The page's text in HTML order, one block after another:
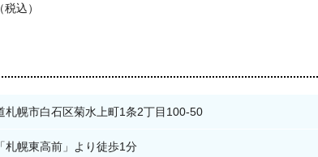
込）
札幌市白石区菊水上町1条2丁目100-50
札幌東高前」より徒歩1分